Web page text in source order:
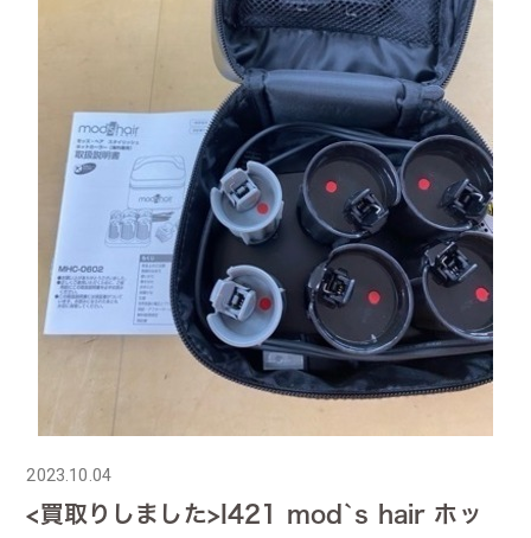
2023.10.04
<買取りしました>I421 mod`s hair ホッ